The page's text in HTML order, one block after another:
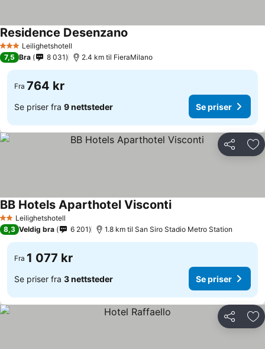
3 StjernerLeilighetshotell
Residence Desenzano
7,5 Bra 8 031 2.4 km til FieraMilano
Fra 764 kr
Se priser fra 9 nettsteder Se priser
Del
2 StjernerLeilighetshotell
BB Hotels Aparthotel ViscontiSe priser
8,3 Veldig bra 6 201 1.8 km til San Siro Stadio Metro Station
Fra 1 077 kr
Se priser fra 3 nettsteder Se priser
Del